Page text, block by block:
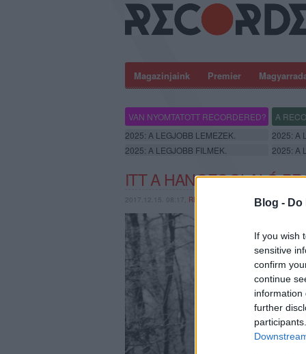
Blog -
If you wish
sensitive
confirm
continue
information
further
Magazinjaink Premier
VAN NYOMTATOTT RECORDERED? A
2025: A LEGJOBB LEMEZEK.
2025: A
2025: A LEGJOBB FILMEK.
2025: A
ITT A HANGFOGLALÓ
2017.12.15. 08:17, RERECORDER